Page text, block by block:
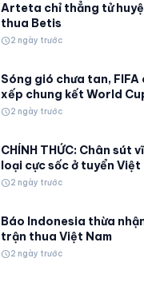
Arteta chỉ thẳng tử
thua Betis
schedule2 ngày trước
Sóng gió chưa tan,
xếp chung kết World
schedule2 ngày trước
CHÍNH THỨC: Chân sút
loại cực sốc ở tuyển Việt
schedule2 ngày trước
Báo Indonesia thừa
trận thua Việt Nam
schedule2 ngày trước